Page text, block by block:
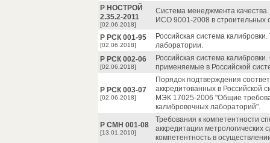
Р НОСТРОЙ
2.35.2-2011
[02.06.2018]
Система менеджмента
ИСО 9001-2008 в строительных
Р РСК 001-95
[02.06.2018]
Российская система
лаборатории.
Р РСК 002-06
[02.06.2018]
Российская система
применяемые в Российской
Р РСК 003-07
[02.06.2018]
Порядок подтверждения
аккредитованных в Российской
МЭК 17025-2006 "Общие
калибровочных лабораторий".
Р СМН 001-08
[13.01.2010]
Требования к компетентности
аккредитации метрологических
компетентность в